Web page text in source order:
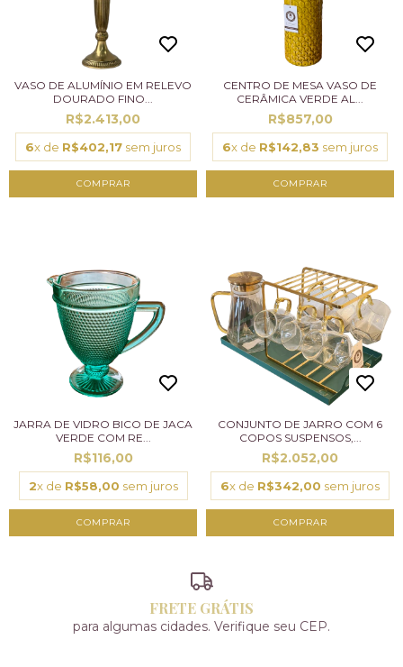
VASO DE ALUMÍNIO EM RELEVO
DOURADO FINO...
R$2.413,00
6x de R$402,17 sem juros
CENTRO DE MESA VASO DE
CERÂMICA VERDE AL...
R$857,00
6x de R$142,83 sem juros
JARRA DE VIDRO BICO DE JACA
VERDE COM RE...
R$116,00
2x de R$58,00 sem juros
CONJUNTO DE JARRO COM 6
COPOS SUSPENSOS,...
R$2.052,00
6x de R$342,00 sem juros
FRETE GRÁTIS
para algumas cidades. Verifique seu CEP.